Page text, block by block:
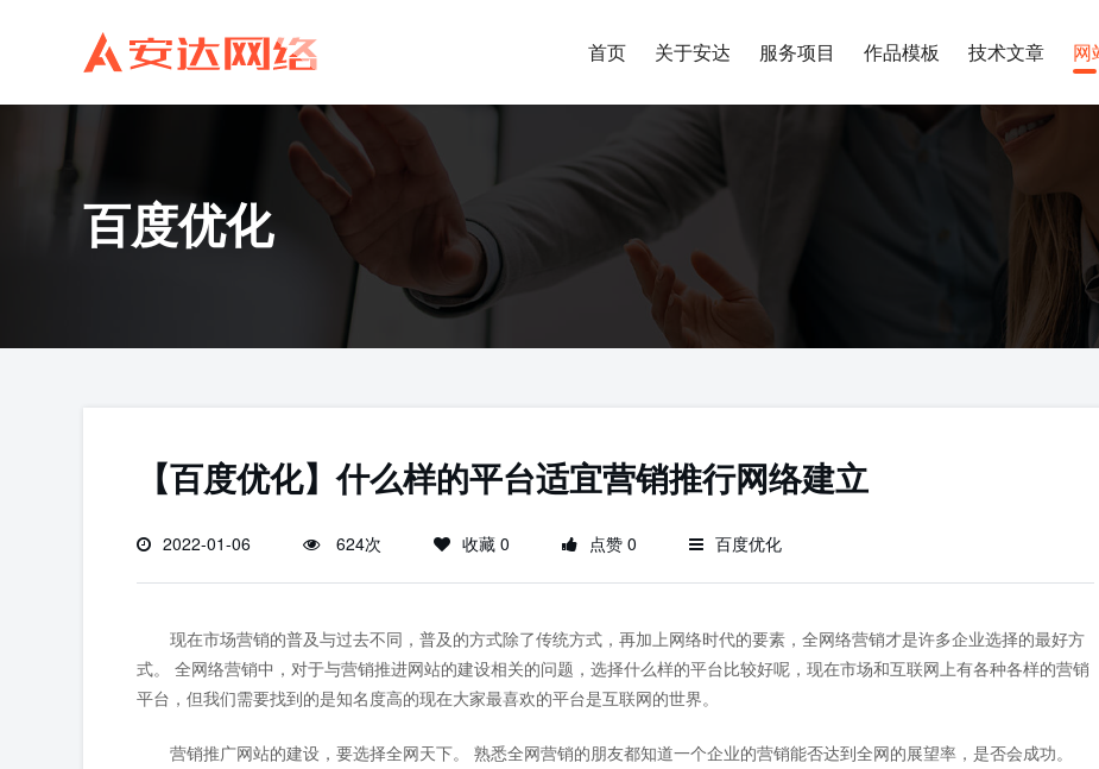
首页 关于安达 服务项目 作品模板 技术文章 网
百度优化
【百度优化】什么样的平台适宜营销推行网络建立
2022-01-06 624次 收藏 0 点赞 0 百度优化
现在市场营销的普及与过去不同，普及的方式除了传统方式，再加上网络时代的要素，全网络营销才是许多企业选择的最好方
式。 全网络营销中，对于与营销推进网站的建设相关的问题，选择什么样的平台比较好呢，现在市场和互联网上有各种各样的营销
平台，但我们需要找到的是知名度高的现在大家最喜欢的平台是互联网的世界。
营销推广网站的建设，要选择全网天下。 熟悉全网营销的朋友都知道一个企业的营销能否达到全网的展望率，是否会成功。